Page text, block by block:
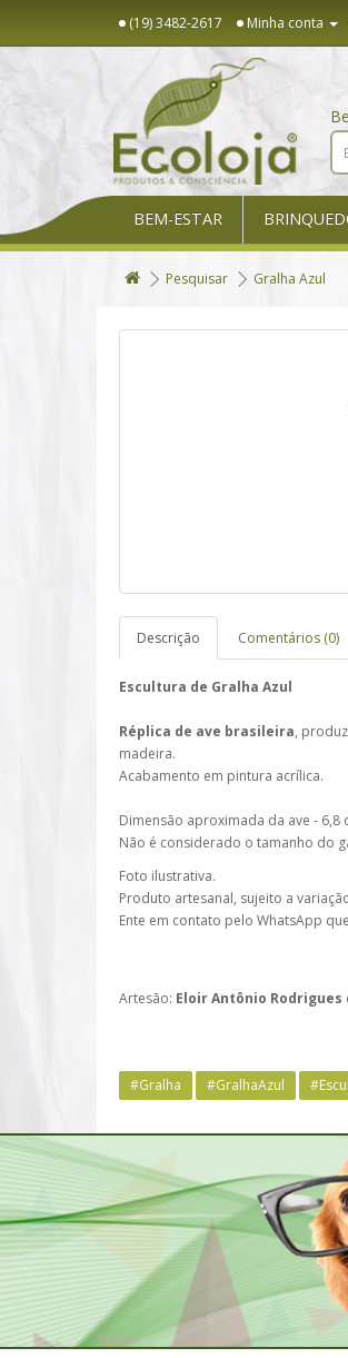
(19) 3482-2617 Minha conta
BEM-ESTAR
Pesquisar Gralha Azul
Descrição Comentários (0)
Escultura de Gralha Azul
Réplica de ave brasileira,
madeira.
Acabamento em pintura acrílica.
Dimensão aproximada da ave -
Não é considerado o tamanho do
Foto ilustrativa.
Produto artesanal, sujeito a
Ente em contato pelo WhatsApp
Artesão: Eloir Antônio Rodrigues
#Gralha #GralhaAzul